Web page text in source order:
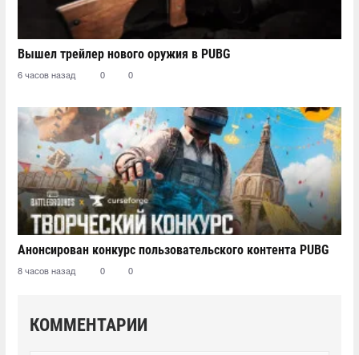
Вышел трейлер нового оружия в PUBG
6 часов назад 0 0
Анонсирован конкурс пользовательского контента PUBG
8 часов назад 0 0
КОММЕНТАРИИ